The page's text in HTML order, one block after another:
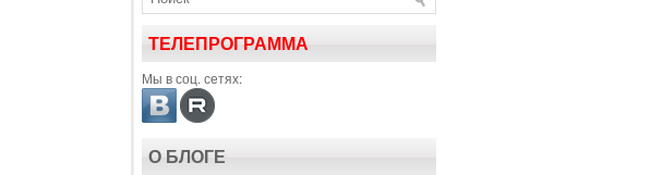
ТЕЛЕПРОГРАММА
Мы в соц. сетях:
О БЛОГЕ